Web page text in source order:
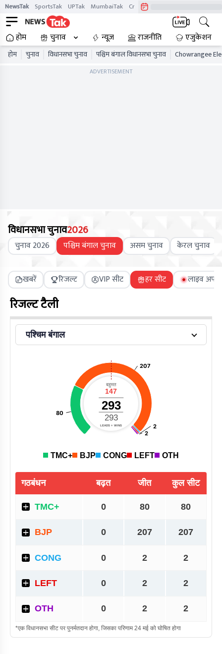
NewsTak SportsTak UPTak MumbaiTak CrimeTak
होम चुनाव न्यूज़ राजनीति एजुकेशन
होम चुनाव विधानसभा चुनाव पश्चिम बंगाल विधानसभा चुनाव Chowrangee
ADVERTISEMENT
विधानसभा चुनाव2026
चुनाव 2026 पश्चिम बंगाल चुनाव असम चुनाव केरल चुनाव
खबरें रिजल्ट VIP सीट हर सीट लाइव
रिजल्ट टैली